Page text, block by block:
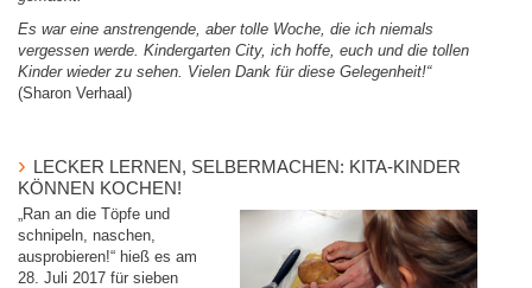
Es war eine anstrengende, aber tolle Woche, die ich niemals
vergessen werde. Kindergarten City, ich hoffe, euch und die tollen
Kinder wieder zu sehen. Vielen Dank für diese Gelegenheit!“
(Sharon Verhaal)
LECKER LERNEN, SELBERMACHEN: KITA-KINDER
KÖNNEN KOCHEN!
„Ran an die Töpfe und
schnipeln, naschen,
ausprobieren!“ hieß es am
28. Juli 2017 für sieben